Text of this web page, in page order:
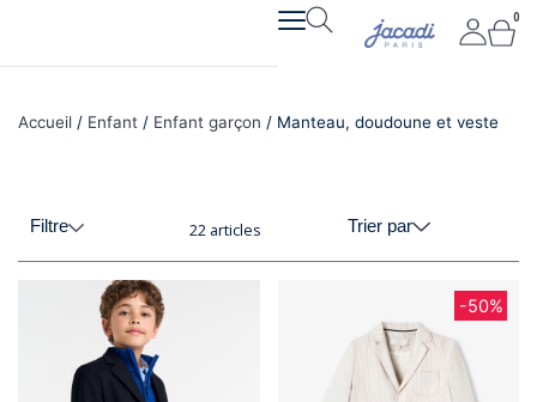
contenu
0
Accueil/ Enfant/ Enfant garçon / Manteau, doudoune et veste
Filtre 22 articles Trier par
-50%